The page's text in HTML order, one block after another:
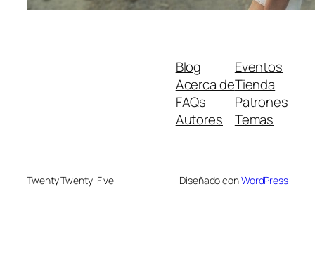
Blog
Acerca de
FAQs
Autores
Eventos
Tienda
Patrones
Temas
Twenty Twenty-Five Diseñado conWordPress